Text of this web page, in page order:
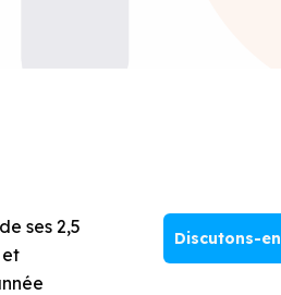
ses 2,5
et
Discutons-en